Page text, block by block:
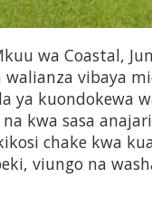
wa Coastal,
walianza vibaya
ya kuondokewa
kwa sasa
chake kwa
viungo na